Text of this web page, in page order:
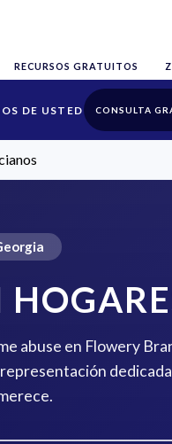
RECURSOS GRATUITOS
CONSULTA
abuse en Flowery